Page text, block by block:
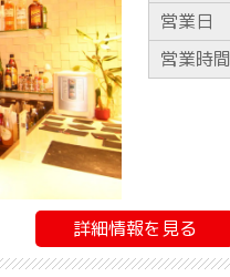
営業日
営業時間
詳細情報を見る